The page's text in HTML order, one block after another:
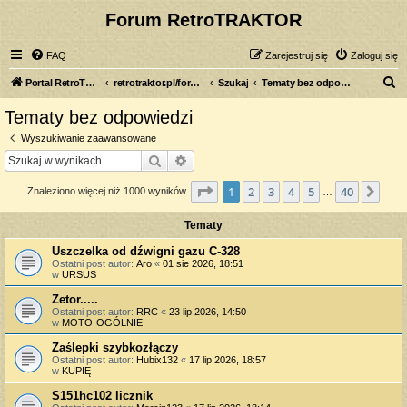
Forum RetroTRAKTOR
FAQ Zaloguj się
Zarejestruj się
Portal RetroTRAKTOR.pl retrotraktor.pl/forum Szukaj Tematy bez odpowiedzi
Tematy bez odpowiedzi
Wyszukiwanie zaawansowane
Szukaj
Znaleziono więcej niż 1000 wyników Strona z40
1 2 3 4 5 40
Tematy
Uszczelka od dźwigni gazu C-328
Ostatni post autor: Aro « 01 sie 2026, 18:51
w URSUS
Zetor.....
Ostatni post autor: RRC « 23 lip 2026, 14:50
w MOTO-OGÓLNIE
Zaślepki szybkozłączy
Ostatni post autor: Hubix132 « 17 lip 2026, 18:57
w KUPIĘ
S151hc102 licznik